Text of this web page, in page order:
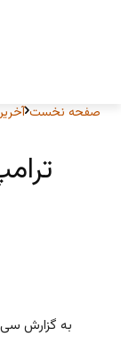
صفحه نخست
به گزارش سی